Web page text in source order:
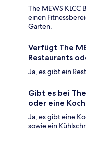
The MEWS
einen
Garten.
Verfügt The
Restaurants
Ja, es gibt ein
Gibt es bei
oder eine
Ja, es gibt eine
sowie ein